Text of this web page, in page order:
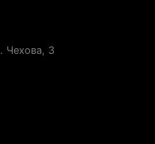
Чехова, 3